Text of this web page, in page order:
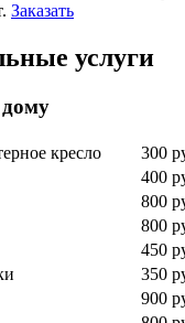
Заказать
услуги
кресло
300
400
800
800
450
350
900